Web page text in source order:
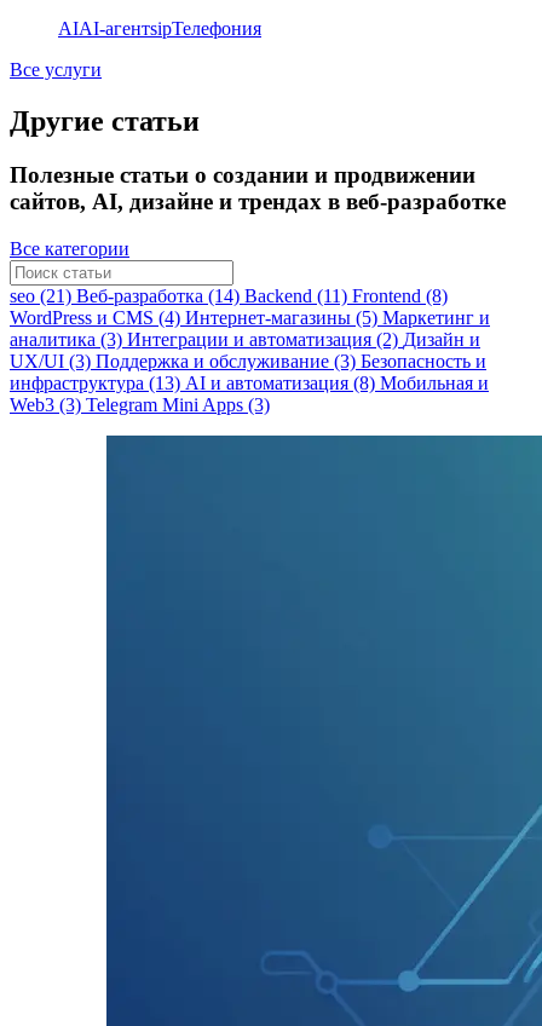
AIAI-агентsipТелефония
Все услуги
Другие статьи
Полезные статьи о создании и продвижении
сайтов, AI, дизайне и трендах в веб-разработке
Все категории
seo (21) Веб-разработка (14) Backend (11) Frontend (8)
WordPress и CMS (4) Интернет-магазины (5) Маркетинг и
аналитика (3) Интеграции и автоматизация (2) Дизайн и
UX/UI (3) Поддержка и обслуживание (3) Безопасность и
инфраструктура (13) AI и автоматизация (8) Мобильная и
Web3 (3) Telegram Mini Apps (3)